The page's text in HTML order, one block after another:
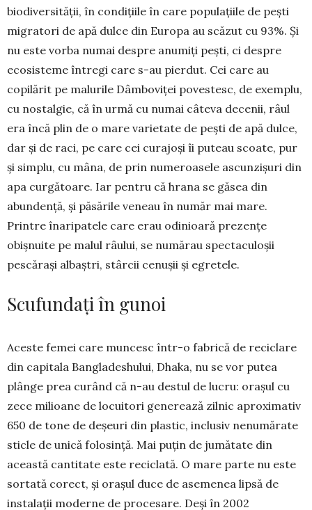
biodiversităţii, în condițiile în care populaţiile de peşti
migratori de apă dulce din Europa au scăzut cu 93%. Și
nu este vorba numai despre anumiți pești, ci despre
ecosisteme întregi care s-au pierdut. Cei care au
copilărit pe malurile Dâmboviței povestesc, de exemplu,
cu nostalgie, că în urmă cu numai câteva decenii, râul
era încă plin de o mare varietate de pești de apă dulce,
dar și de raci, pe care cei curajoși îi puteau scoate, pur
și simplu, cu mâna, de prin numeroasele ascun­zișuri din
apa curgătoare. Iar pentru că hrana se găsea din
abundență, și păsările veneau în număr mai mare.
Printre înaripatele care erau odinioară prezențe
obișnuite pe malul râului, se numărau spectaculoșii
pescărași albaștri, stârcii cenușii și egretele.
Scufundați în gunoi
Aceste femei care muncesc într-o fabrică de reciclare
din capitala Bangladeshului, Dhaka, nu se vor putea
plânge prea curând că n-au destul de lucru: orașul cu
zece milioane de locuitori generează zilnic aproximativ
650 de tone de deșeuri din plastic, inclusiv nenumărate
sticle de unică folosință. Mai puțin de jumătate din
această cantitate este reciclată. O mare parte nu este
sortată corect, și orașul duce de asemenea lipsă de
instalații moderne de procesare. Deși în 2002